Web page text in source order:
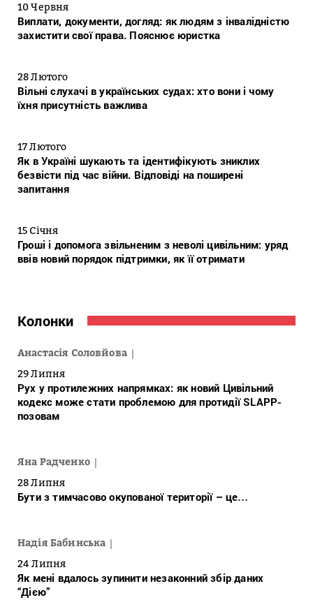
10 Червня
Виплати, документи, догляд: як людям з інвалідністю
захистити свої права. Пояснює юристка
28 Лютого
Вільні слухачі в українських судах: хто вони і чому
їхня присутність важлива
17 Лютого
Як в Україні шукають та ідентифікують зниклих
безвісти під час війни. Відповіді на поширені
запитання
15 Січня
Гроші і допомога звільненим з неволі цивільним: уряд
ввів новий порядок підтримки, як її отримати
Колонки
Анастасія Соловйова
29 Липня
Рух у протилежних напрямках: як новий Цивільний
кодекс може стати проблемою для протидії SLAPP-
позовам
Яна Радченко
28 Липня
Бути з тимчасово окупованої території – це…
Надія Бабинська
24 Липня
Як мені вдалось зупинити незаконний збір даних
“Дією”